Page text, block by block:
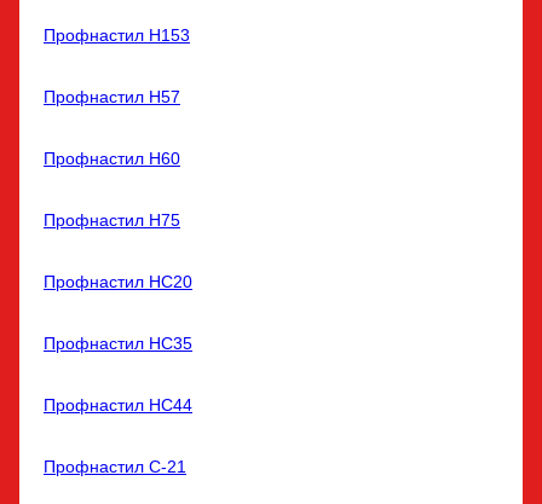
Профнастил Н153
Профнастил Н57
Профнастил Н60
Профнастил Н75
Профнастил НС20
Профнастил НС35
Профнастил НС44
Профнастил С-21